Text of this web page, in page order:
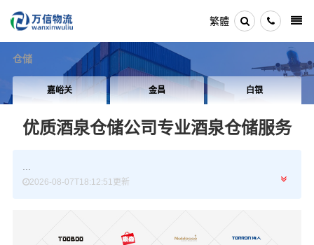
繁體
仓储
嘉峪关 金昌 白银
优质酒泉仓储公司专业酒泉仓储服务
...
2026-08-07T18:12:51更新